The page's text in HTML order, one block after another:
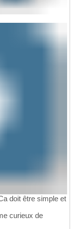
doit être simple et
curieux de